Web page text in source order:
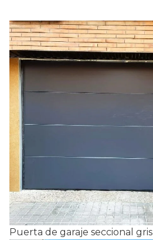
Puerta de garaje seccional gris